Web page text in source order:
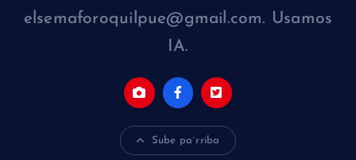
elsemaforoquilpue@gmail.com. Usamos
IA.
Sube pa´rriba